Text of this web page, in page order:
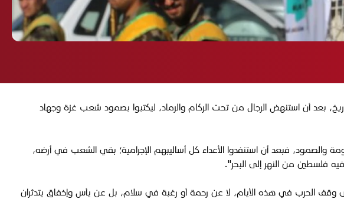
بعد أن استنهض الرجال من تحت الركام والرماد، ليكتبوا بصمود شعب غزة وجهاد
والصمود، فبعد أن استنفدوا الأعداء كل أساليبهم الإجرامية؛ بقي الشعب في أرضه،
فيه فلسطين من النهر إلى البحر".
وقف الحرب في هذه الأيام، لا عن رحمة أو رغبة في سلام، بل عن يأس وإخفاق يتدثران